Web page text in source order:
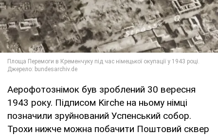
Аерофотознімок був зроблений 30 вересня
1943 року. Підписом Kirche на ньому німці
позначили зруйнований Успенський собор.
Трохи нижче можна побачити Поштовий сквер